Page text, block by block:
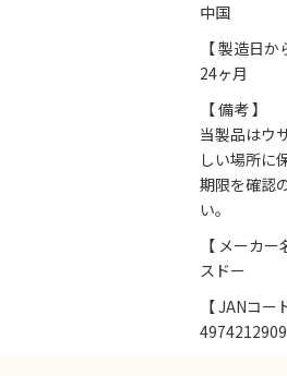
中国
【 製造日か
24ヶ月
【 備考 】
当製品はウ
しい場所に
期限を確認
い。
【 メーカー
スドー
【 JANコー